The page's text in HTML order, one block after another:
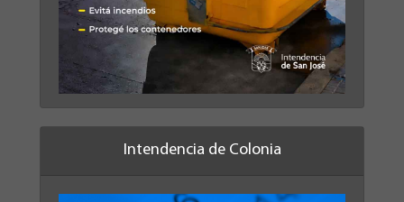
Intendencia de Colonia